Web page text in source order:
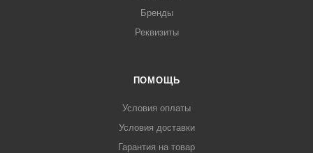
Бренды
Реквизиты
ПОМОЩЬ
Условия оплаты
Условия доставки
Гарантия на товар